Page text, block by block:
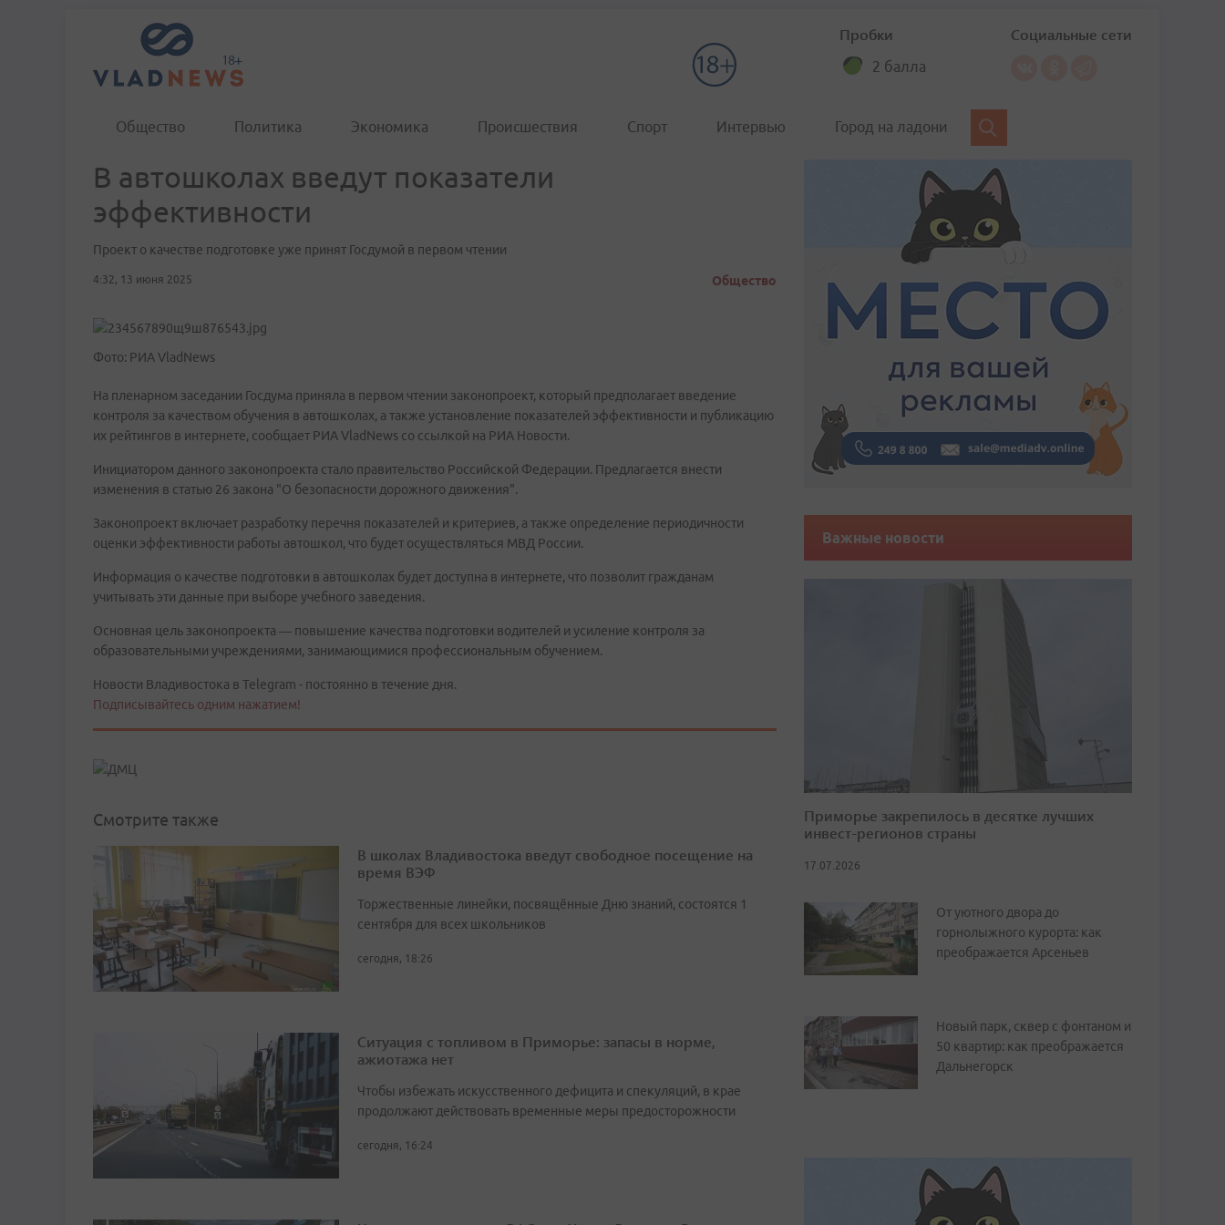
Пробки
2 балла
Социальные сети
Общество Политика Экономика Происшествия Спорт Интервью Город на ладони
В автошколах введут показатели
эффективности
Проект о качестве подготовке уже принят Госдумой в первом чтении
4:32, 13 июня 2025 Общество
Фото: РИА VladNews
На пленарном заседании Госдума приняла в первом чтении законопроект, который предполагает введение
контроля за качеством обучения в автошколах, а также установление показателей эффективности и публикацию
их рейтингов в интернете, сообщает РИА VladNews со ссылкой на РИА Новости.
Инициатором данного законопроекта стало правительство Российской Федерации. Предлагается внести
изменения в статью 26 закона "О безопасности дорожного движения".
Законопроект включает разработку перечня показателей и критериев, а также определение периодичности
оценки эффективности работы автошкол, что будет осуществляться МВД России.
Информация о качестве подготовки в автошколах будет доступна в интернете, что позволит гражданам
учитывать эти данные при выборе учебного заведения.
Основная цель законопроекта — повышение качества подготовки водителей и усиление контроля за
образовательными учреждениями, занимающимися профессиональным обучением.
Новости Владивостока в Telegram - постоянно в течение дня.
Подписывайтесь одним нажатием!
Смотрите также
В школах Владивостока введут свободное посещение на
время ВЭФ
Торжественные линейки, посвящённые Дню знаний, состоятся 1
сентября для всех школьников
сегодня, 18:26
Ситуация с топливом в Приморье: запасы в норме,
ажиотажа нет
Чтобы избежать искусственного дефицита и спекуляций, в крае
продолжают действовать временные меры предосторожности
сегодня, 16:24
Важные новости
Приморье закрепилось в десятке лучших
инвест-регионов страны
17.07.2026
От уютного двора до
горнолыжного курорта: как
преображается Арсеньев
Новый парк, сквер с фонтаном и
50 квартир: как преображается
Дальнегорск